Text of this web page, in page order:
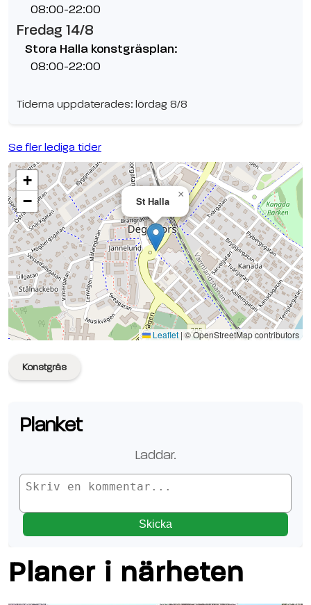
08:00-22:00
Fredag 14/8
Stora Halla konstgräsplan:
08:00-22:00
Tiderna uppdaterades: lördag 8/8
Se fler lediga tider
St Halla
×
+
−
Leaflet | © OpenStreetMap contributors
Se planen på Google Maps
Konstgräs
Planket
Laddar.
Skicka
Planer i närheten